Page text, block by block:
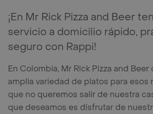
¡En Mr Rick Pizza and Beer
servicio a domicilio rápido,
seguro con Rappi!
En Colombia, Mr Rick Pizza and Beer
amplia variedad de platos para esos
que no queremos salir de nuestra
que deseamos es disfrutar de